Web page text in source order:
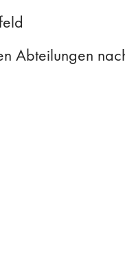
Abteilungen